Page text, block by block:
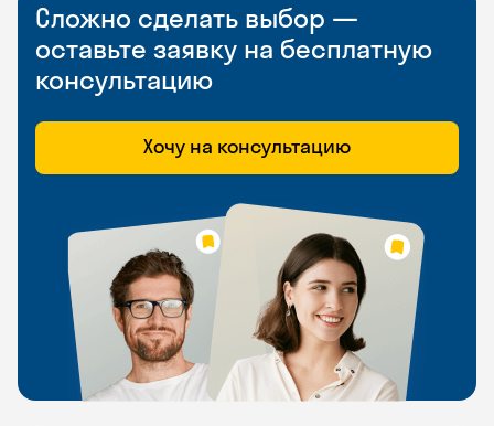
Сложно сделать выбор —
оставьте заявку на бесплатную
консультацию
Хочу на консультацию